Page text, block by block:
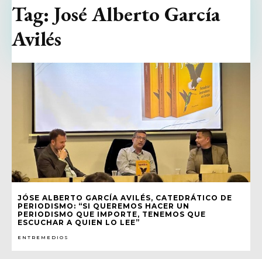
JÓSE ALBERTO GARCÍA AVILÉS, CATEDRÁTICO DE
PERIODISMO: “SI QUEREMOS HACER UN
PERIODISMO QUE IMPORTE, TENEMOS QUE
ESCUCHAR A QUIEN LO LEE”
ENTREMEDIOS
Tag: José Alberto García
Avilés